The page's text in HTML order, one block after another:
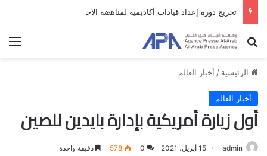
بحث عن
الرئيسية / أخبار العالم
أخبار العالم
أول زيارة أمريكية بإدارة بايدين للصين
admin 15 أبريل، 2021 0
578 دقيقة واحدة